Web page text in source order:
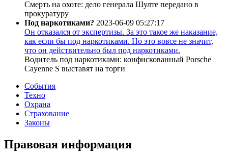
Смерть на охоте: дело генерала Шулте передано в
прокуратуру
Под наркотиками? 2023-06-09 05:27:17
Он отказался от экспертизы. За это такое же наказание,
как если бы под наркотиками. Но это вовсе не значит,
что он действительно был под наркотиками.
Водитель под наркотиками: конфискованный Porsche
Cayenne S выставят на торги
События
Техно
Охрана
Страхование
Законы
Правовая информация